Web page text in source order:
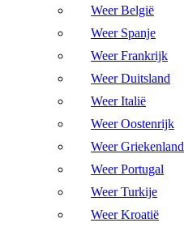
Weer België
Weer Spanje
Weer Frankrijk
Weer Duitsland
Weer Italië
Weer Oostenrijk
Weer Griekenland
Weer Portugal
Weer Turkije
Weer Kroatië